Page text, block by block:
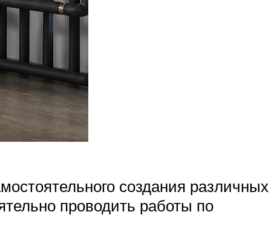
создания различных
проводить работы по